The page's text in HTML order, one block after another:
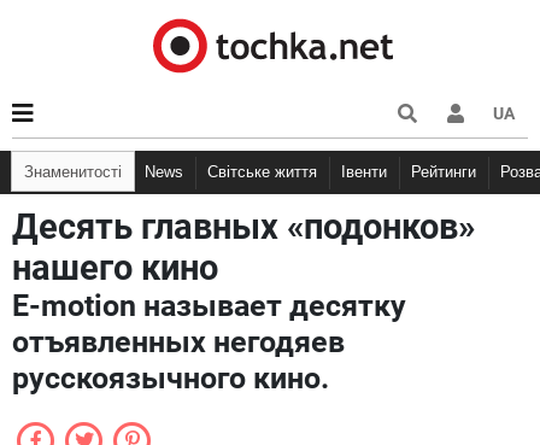
UA
Знаменитості News Світське життя Івенти Рейтинги
Десять главных «подонков»
нашего кино
E-motion называет десятку
отъявленных негодяев
русскоязычного кино.